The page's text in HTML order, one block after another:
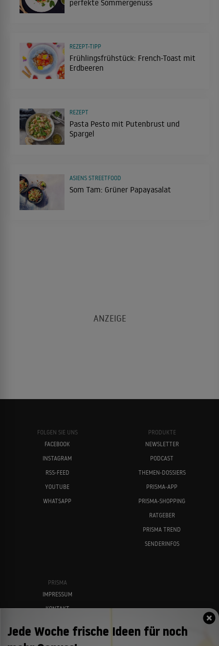
perfekte Sommergenuss
Frühlingsfrühstück: French-Toast mit
Erdbeeren
REZEPT-TIPP
Pasta Pesto mit Putenbrust und
Spargel
REZEPT
Som Tam: Grüner Papayasalat
ASIENS STREETFOOD
FOLGEN SIE UNS
FACEBOOK
INSTAGRAM
RSS-FEED
YOUTUBE
WHATSAPP
PRODUKTE
NEWSLETTER
PODCAST
THEMEN-DOSSIERS
PRISMA-APP
PRISMA-SHOPPING
RATGEBER
PRISMA TREND
SENDERINFOS
PRISMA
IMPRESSUM
KONTAKT
NEWS-ARCHIV
Jede Woche frische Ideen für noch